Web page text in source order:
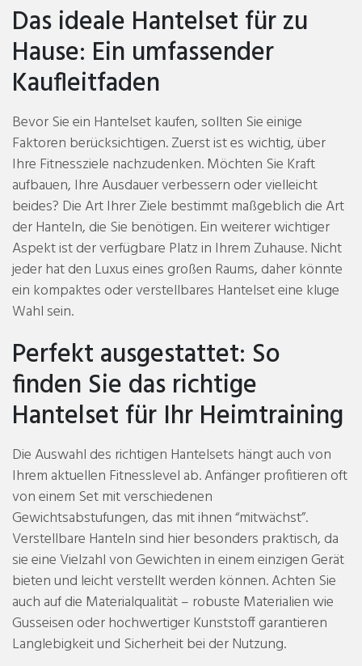
Das ideale Hantelset für zu
Hause: Ein umfassender
Kaufleitfaden
Bevor Sie ein Hantelset kaufen, sollten Sie einige
Faktoren berücksichtigen. Zuerst ist es wichtig, über
Ihre Fitnessziele nachzudenken. Möchten Sie Kraft
aufbauen, Ihre Ausdauer verbessern oder vielleicht
beides? Die Art Ihrer Ziele bestimmt maßgeblich die Art
der Hanteln, die Sie benötigen. Ein weiterer wichtiger
Aspekt ist der verfügbare Platz in Ihrem Zuhause. Nicht
jeder hat den Luxus eines großen Raums, daher könnte
ein kompaktes oder verstellbares Hantelset eine kluge
Wahl sein.
Perfekt ausgestattet: So
finden Sie das richtige
Hantelset für Ihr Heimtraining
Die Auswahl des richtigen Hantelsets hängt auch von
Ihrem aktuellen Fitnesslevel ab. Anfänger profitieren oft
von einem Set mit verschiedenen
Gewichtsabstufungen, das mit ihnen “mitwächst”.
Verstellbare Hanteln sind hier besonders praktisch, da
sie eine Vielzahl von Gewichten in einem einzigen Gerät
bieten und leicht verstellt werden können. Achten Sie
auch auf die Materialqualität – robuste Materialien wie
Gusseisen oder hochwertiger Kunststoff garantieren
Langlebigkeit und Sicherheit bei der Nutzung.